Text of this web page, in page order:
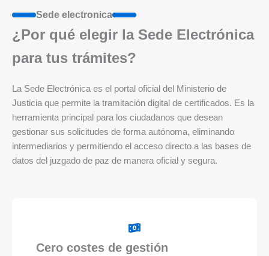
Sede electronica
¿Por qué elegir la Sede Electrónica
para tus trámites?
La Sede Electrónica es el portal oficial del Ministerio de
Justicia que permite la tramitación digital de certificados. Es la
herramienta principal para los ciudadanos que desean
gestionar sus solicitudes de forma autónoma, eliminando
intermediarios y permitiendo el acceso directo a las bases de
datos del juzgado de paz de manera oficial y segura.
Cero costes de gestión